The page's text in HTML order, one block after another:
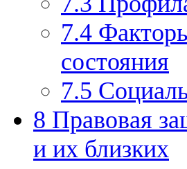
7.4
состояния
7.5
8 Правовая
и их близких